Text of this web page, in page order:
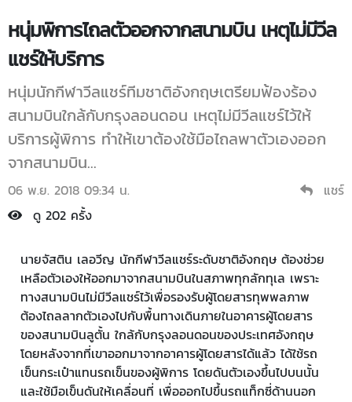
หนุ่มพิการไถลตัวออกจากสนามบิน เหตุไม่มีวีล
แชร์ให้บริการ
หนุ่มนักกีฬาวีลแชร์ทีมชาติอังกฤษเตรียมฟ้องร้อง
สนามบินใกล้กับกรุงลอนดอน เหตุไม่มีวีลแชร์ไว้ให้
บริการผู้พิการ ทำให้เขาต้องใช้มือไถลพาตัวเองออก
จากสนามบิน...
06 พ.ย. 2018 09:34 น.
แชร์
ดู 202 ครั้ง
นายจัสติน เลอวีญ นักกีฬาวีลแชร์ระดับชาติอังกฤษ ต้องช่วย
เหลือตัวเองให้ออกมาจากสนามบินในสภาพทุกลักทุเล เพราะ
ทางสนามบินไม่มีวีลแชร์ไว้เพื่อรองรับผู้โดยสารทุพพลภาพ
ต้องไถลลากตัวเองไปกับพื้นทางเดินภายในอาคารผู้โดยสาร
ของสนามบินลูตั้น ใกล้กับกรุงลอนดอนของประเทศอังกฤษ
โดยหลังจากที่เขาออกมาจากอาคารผู้โดยสารได้แล้ว ได้ใช้รถ
เข็นกระเป๋าแทนรถเข็นของผู้พิการ โดยดันตัวเองขึ้นไปบนนั้น
และใช้มือเข็นดันให้เคลื่อนที่ เพื่อออกไปขึ้นรถแท็กซี่ด้านนอก